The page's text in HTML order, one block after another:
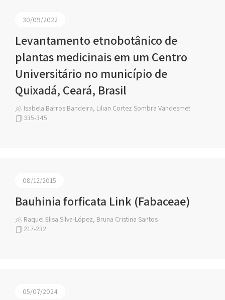
30/09/2022
Levantamento etnobotânico de
plantas medicinais em um Centro
Universitário no município de
Quixadá, Ceará, Brasil
Isabela Barros Bandeira, Lilian Cortez Sombra Vandesmet
335-345
08/12/2015
Bauhinia forficata Link (Fabaceae)
Raquel Elisa Silva-López, Bruna Cristina Santos
217-232
05/07/2024